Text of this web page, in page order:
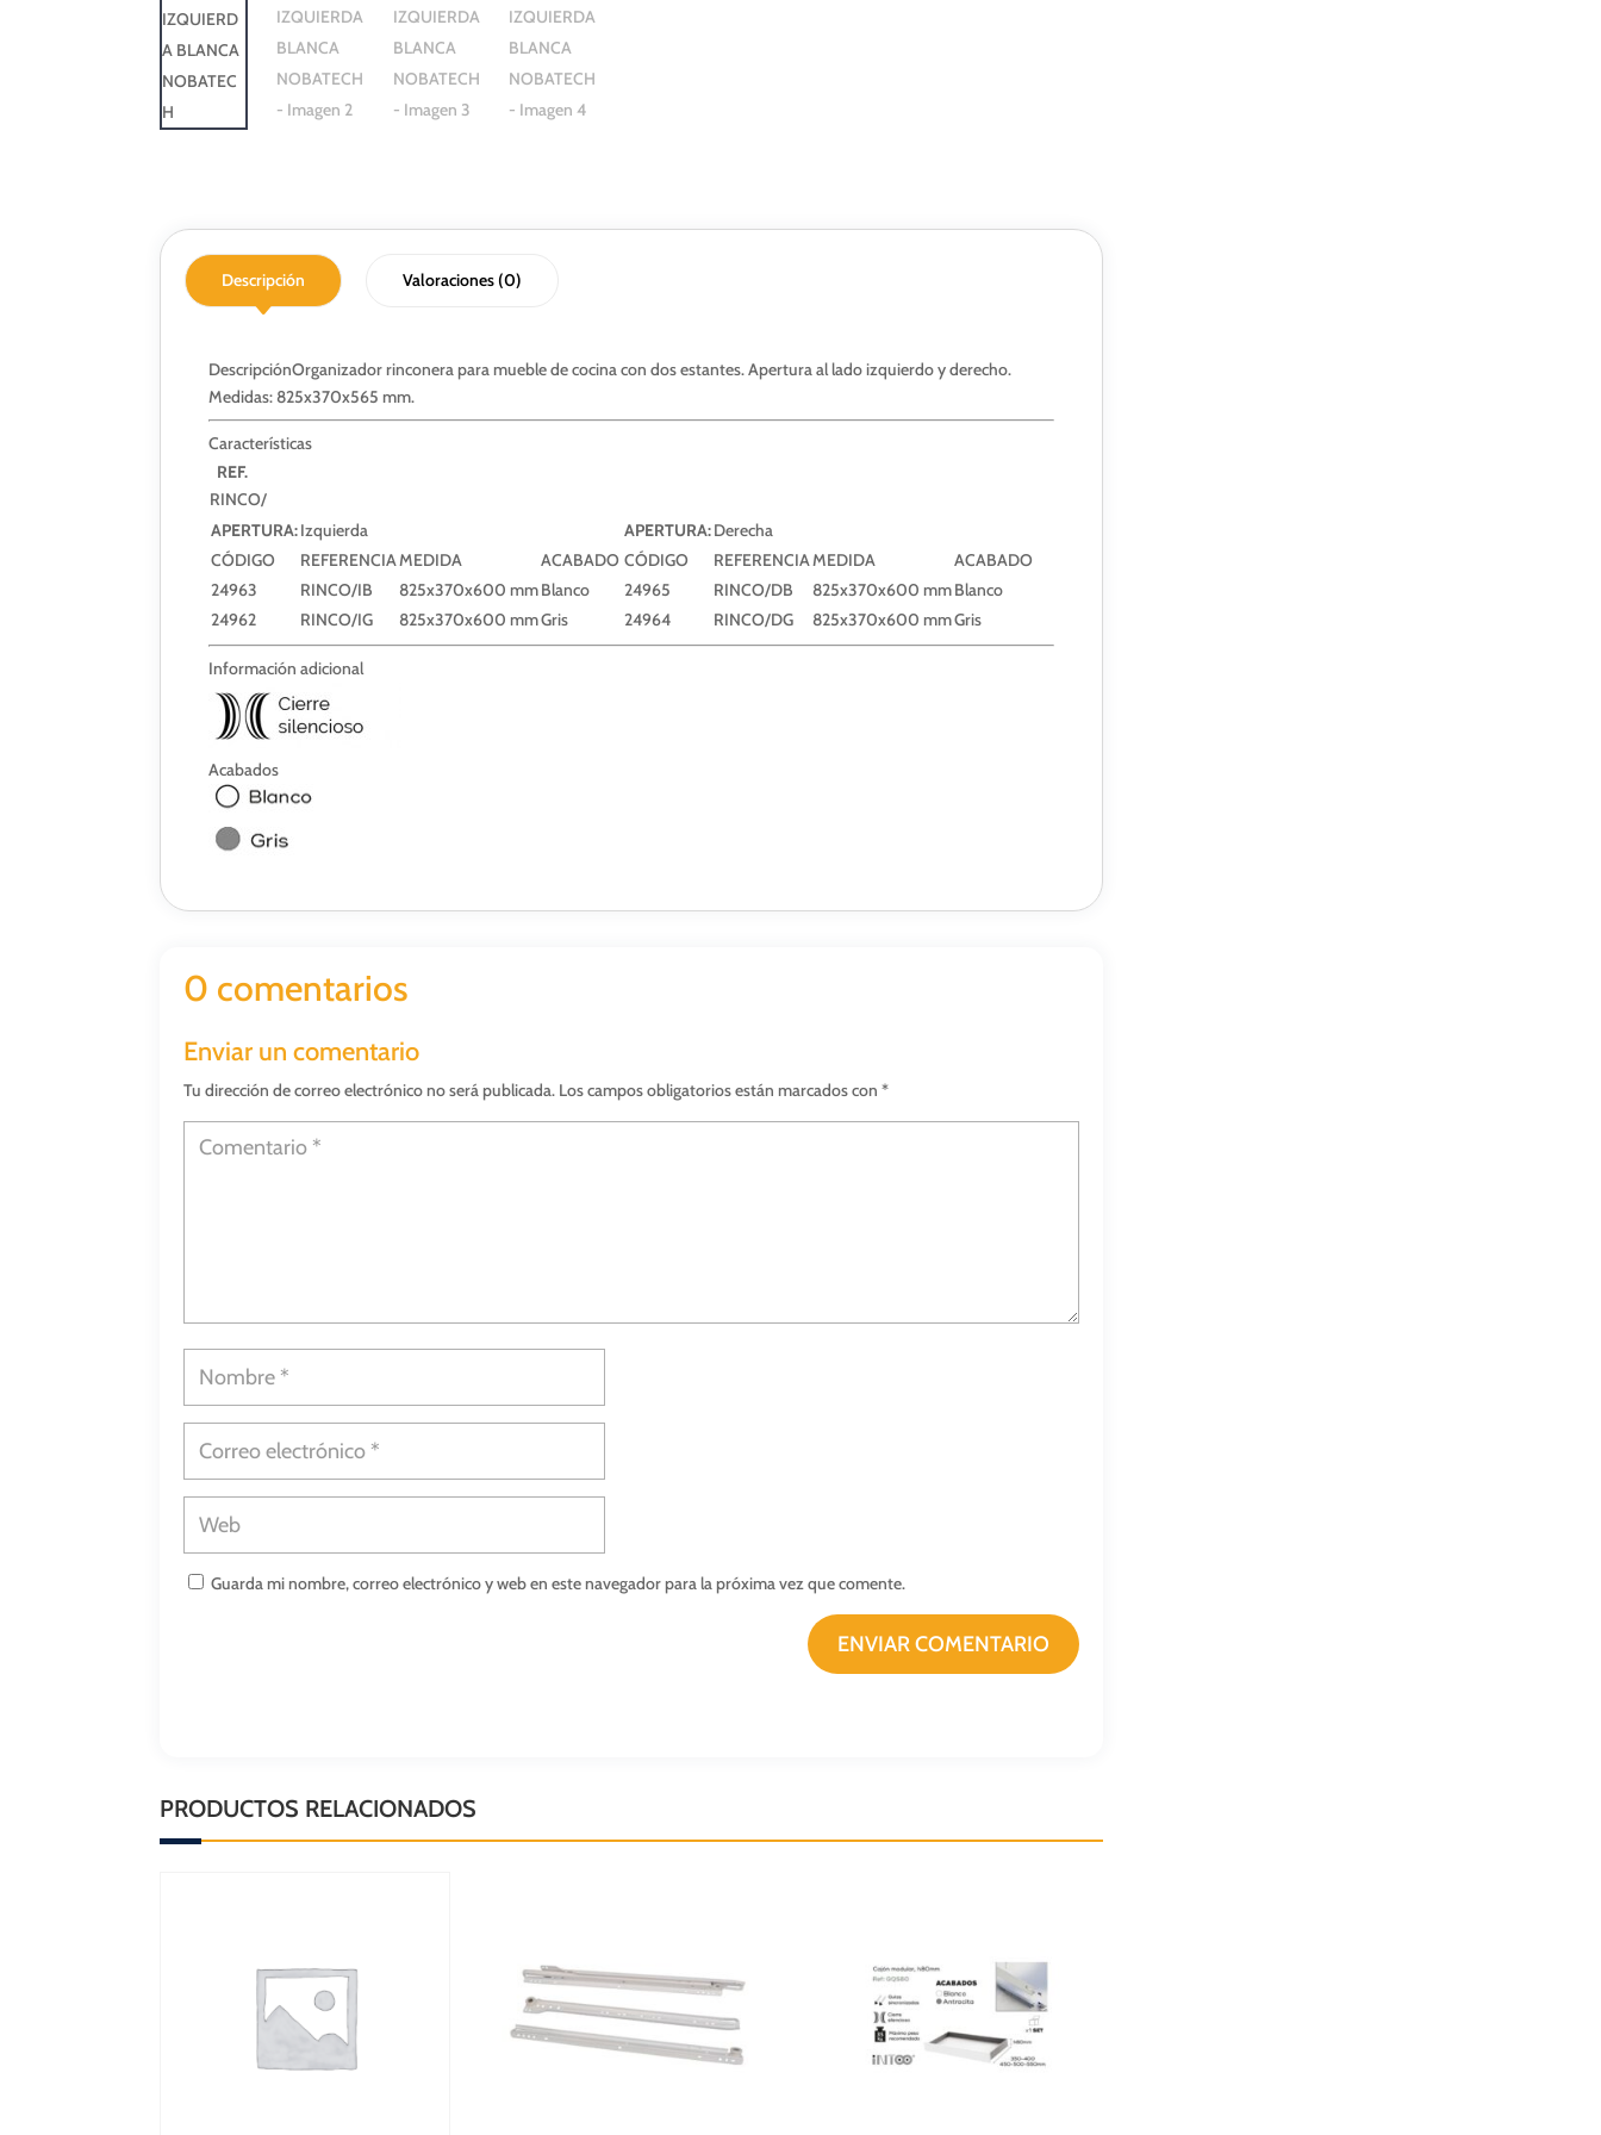
Descripción Valoraciones (0)
DescripciónOrganizador rinconera para mueble de cocina con dos estantes. Apertura al lado izquierdo y derecho.
Medidas: 825x370x565 mm.
Características
REF.
RINCO/
APERTURA:Izquierda
CÓDIGO
REFERENCIAMEDIDA
ACABADO
24963
RINCO/IB 825x370x600 mmBlanco
24962
RINCO/IG 825x370x600 mmGris
APERTURA:Derecha
CÓDIGO
REFERENCIAMEDIDA
ACABADO
24965
RINCO/DB 825x370x600 mmBlanco
24964
RINCO/DG 825x370x600 mmGris
Información adicional
Acabados
0 comentarios
Enviar un comentario
Tu dirección de correo electrónico no será publicada. Los campos obligatorios están marcados con*
Guarda mi nombre, correo electrónico y web en este navegador para la próxima vez que comente.
ENVIAR COMENTARIO
PRODUCTOS RELACIONADOS